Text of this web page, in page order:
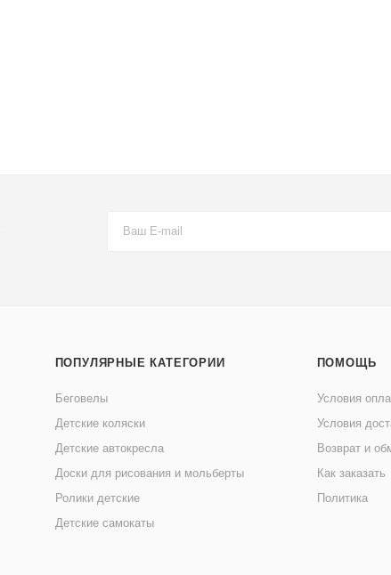
ПОПУЛЯРНЫЕ КАТЕГОРИИ
Беговелы
Детские коляски
Детские автокресла
Доски для рисования и мольберты
Ролики детские
Детские самокаты
ПОМОЩЬ
Условия
Условия
Возврат и
Как заказать
Политика